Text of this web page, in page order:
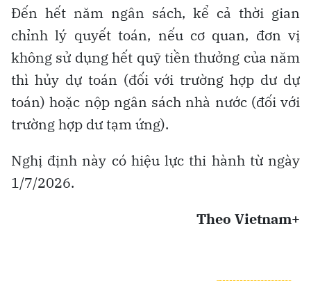
Đến hết năm ngân sách, kể cả thời gian
chỉnh lý quyết toán, nếu cơ quan, đơn vị
không sử dụng hết quỹ tiền thưởng của năm
thì hủy dự toán (đối với trường hợp dư dự
toán) hoặc nộp ngân sách nhà nước (đối với
trường hợp dư tạm ứng).
Nghị định này có hiệu lực thi hành từ ngày
1/7/2026.
Theo Vietnam+